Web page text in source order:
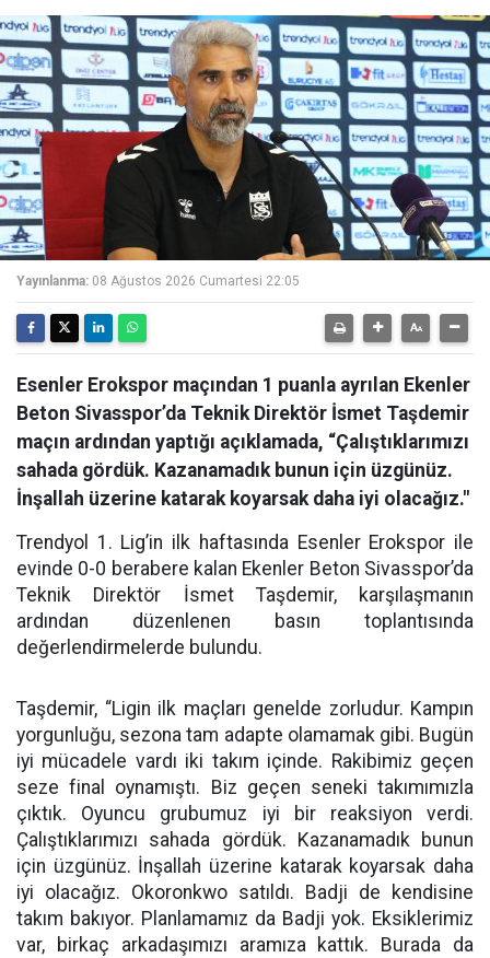
Yayınlanma: 08 Ağustos 2026 Cumartesi 22:05
Esenler Erokspor maçından 1 puanla ayrılan Ekenler
Beton Sivasspor’da Teknik Direktör İsmet Taşdemir
maçın ardından yaptığı açıklamada, “Çalıştıklarımızı
sahada gördük. Kazanamadık bunun için üzgünüz.
İnşallah üzerine katarak koyarsak daha iyi olacağız."
Trendyol 1. Lig’in ilk haftasında Esenler Erokspor ile
evinde 0-0 berabere kalan Ekenler Beton Sivasspor’da
Teknik Direktör İsmet Taşdemir, karşılaşmanın
ardından düzenlenen basın toplantısında
değerlendirmelerde bulundu.
Taşdemir, “Ligin ilk maçları genelde zorludur. Kampın
yorgunluğu, sezona tam adapte olamamak gibi. Bugün
iyi mücadele vardı iki takım içinde. Rakibimiz geçen
seze final oynamıştı. Biz geçen seneki takımımızla
çıktık. Oyuncu grubumuz iyi bir reaksiyon verdi.
Çalıştıklarımızı sahada gördük. Kazanamadık bunun
için üzgünüz. İnşallah üzerine katarak koyarsak daha
iyi olacağız. Okoronkwo satıldı. Badji de kendisine
takım bakıyor. Planlamamız da Badji yok. Eksiklerimiz
var, birkaç arkadaşımızı aramıza kattık. Burada da